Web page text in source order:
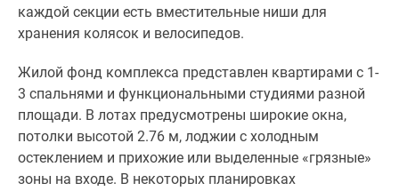
каждой секции есть вместительные ниши для
хранения колясок и велосипедов.
Жилой фонд комплекса представлен квартирами с 1-
3 спальнями и функциональными студиями разной
площади. В лотах предусмотрены широкие окна,
потолки высотой 2.76 м, лоджии с холодным
остеклением и прихожие или выделенные «грязные»
зоны на входе. В некоторых планировках